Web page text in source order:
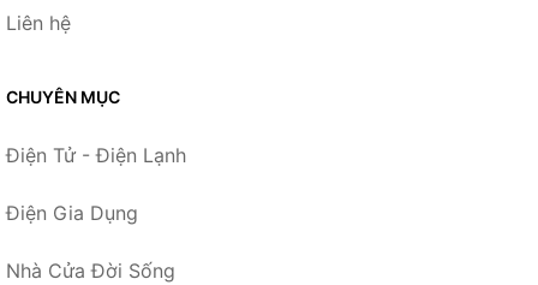
Liên hệ
CHUYÊN MỤC
Điện Tử - Điện Lạnh
Điện Gia Dụng
Nhà Cửa Đời Sống